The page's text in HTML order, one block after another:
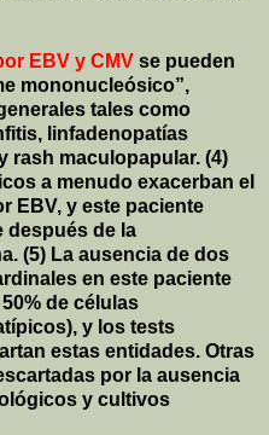
EBV y CMV se pueden
mononucleósico”,
tales como
linfadenopatías
rash maculopapular. (4)
a menudo exacerban el
EBV, y este paciente
después de la
(5) La ausencia de dos
en este paciente
de células
y los tests
estas entidades. Otras
por la ausencia
y cultivos